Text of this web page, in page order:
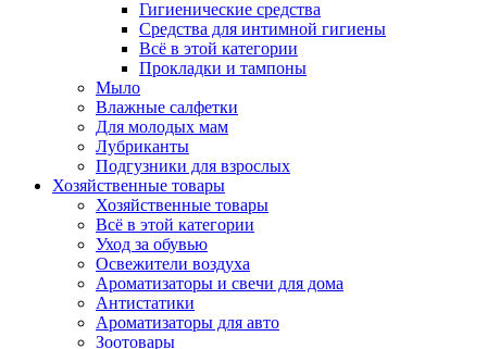
Гигиенические средства
Средства для интимной гигиены
Всё в этой категории
Прокладки и тампоны
Мыло
Влажные салфетки
Для молодых мам
Лубриканты
Подгузники для взрослых
Хозяйственные товары
Хозяйственные товары
Всё в этой категории
Уход за обувью
Освежители воздуха
Ароматизаторы и свечи для дома
Антистатики
Ароматизаторы для авто
Зоотовары